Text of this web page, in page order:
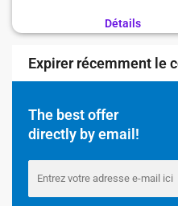
Détails
Expirer récemment le
The best offer
directly by email!